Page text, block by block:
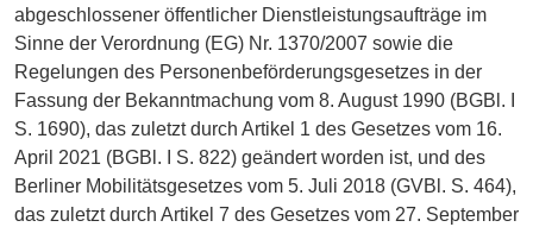
abgeschlossener öffentlicher Dienstleistungsaufträge im
Sinne der Verordnung (EG) Nr. 1370/2007 sowie die
Regelungen des Personenbeförderungsgesetzes in der
Fassung der Bekanntmachung vom 8. August 1990 (BGBl. I
S. 1690), das zuletzt durch Artikel 1 des Gesetzes vom 16.
April 2021 (BGBl. I S. 822) geändert worden ist, und des
Berliner Mobilitätsgesetzes vom 5. Juli 2018 (GVBl. S. 464),
das zuletzt durch Artikel 7 des Gesetzes vom 27. September